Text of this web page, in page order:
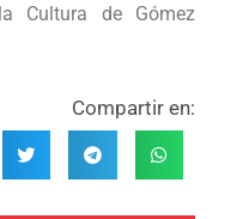
Cultura de Gómez
Compartir en: